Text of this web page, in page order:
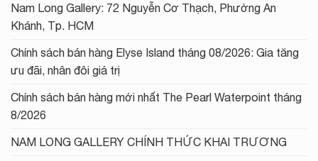
Nam Long Gallery: 72 Nguyễn Cơ Thạch, Phường An
Khánh, Tp. HCM
Chính sách bán hàng Elyse Island tháng 08/2026: Gia tăng
ưu đãi, nhân đôi giá trị
Chính sách bán hàng mới nhất The Pearl Waterpoint tháng
8/2026
NAM LONG GALLERY CHÍNH THỨC KHAI TRƯƠNG